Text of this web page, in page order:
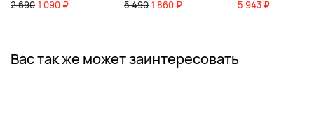
2 690 1 090 ₽ 5 490 1 860 ₽ 5 943 ₽
Вас так же может заинтересовать